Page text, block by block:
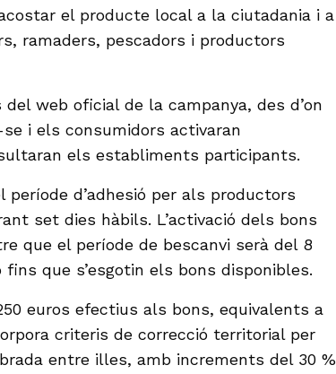
el producte local a la ciutadania i a
ramaders, pescadors i productors
web oficial de la campanya, des d’on
i els consumidors activaran
els establiments participants.
període d’adhesió per als productors
set dies hàbils. L’activació dels bons
que el període de bescanvi serà del 8
fins que s’esgotin els bons disponibles.
euros efectius als bons, equivalents a
criteris de correcció territorial per
entre illes, amb increments del 30 %